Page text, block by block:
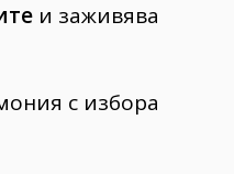
и заживява
с избора